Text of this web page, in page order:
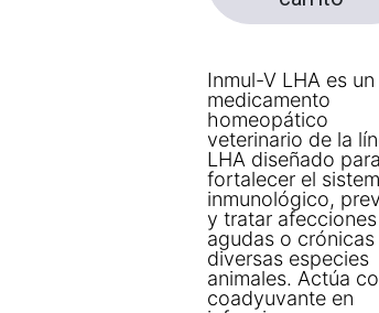
Inmul-V LHA es un
medicamento
homeopático
veterinario de la
LHA diseñado para
fortalecer el
inmunológico,
y tratar afecciones
agudas o crónicas
diversas especies
animales. Actúa
coadyuvante en